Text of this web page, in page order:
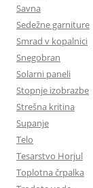
Savna
Sedežne garniture
Smrad v kopalnici
Snegobran
Solarni paneli
Stopnje izobrazbe
Strešna kritina
Supanje
Telo
Tesarstvo Horjul
Toplotna črpalka